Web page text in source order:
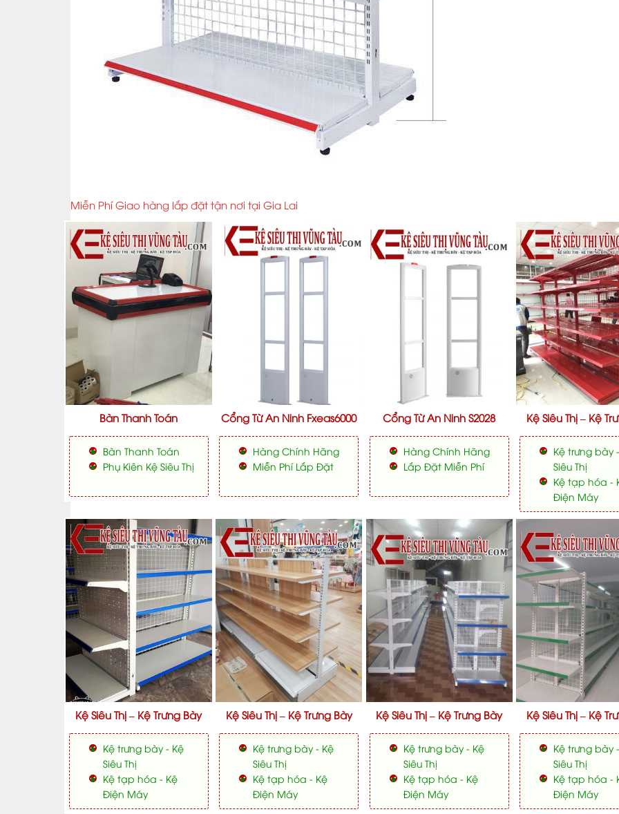
Miễn Phí Giao hàng lắp đặt tận nơi tại Gia Lai
Bàn Thanh Toán
Bàn Thanh Toán
Phụ Kiên Kệ Siêu Thị
Cổng Từ An Ninh Fxeas6000
Hàng Chính Hãng
Miễn Phí Lắp Đặt
Cổng Từ An Ninh S2028
Hàng Chính Hãng
Lắp Đặt Miễn Phí
Kệ Siêu Thị – Kệ
Kệ trưng bày
Siêu Thị
Kệ tạp hóa -
Điện Máy
Kệ Siêu Thị – Kệ Trưng Bày
Kệ trưng bày - Kệ
Siêu Thị
Kệ tạp hóa - Kệ
Điện Máy
Kệ Siêu Thị – Kệ Trưng Bày
Kệ trưng bày - Kệ
Siêu Thị
Kệ tạp hóa - Kệ
Điện Máy
Kệ Siêu Thị – Kệ Trưng Bày
Kệ trưng bày - Kệ
Siêu Thị
Kệ tạp hóa - Kệ
Điện Máy
Kệ Siêu Thị – Kệ
Kệ trưng bày
Siêu Thị
Kệ tạp hóa -
Điện Máy